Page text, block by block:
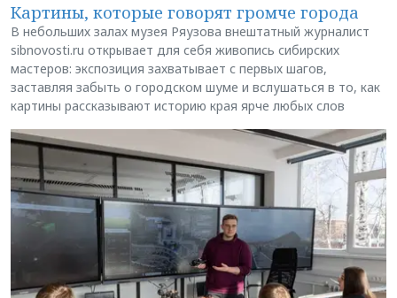
Картины, которые говорят громче города
В небольших залах музея Ряузова внештатный журналист
sibnovosti.ru открывает для себя живопись сибирских
мастеров: экспозиция захватывает с первых шагов,
заставляя забыть о городском шуме и вслушаться в то, как
картины рассказывают историю края ярче любых слов